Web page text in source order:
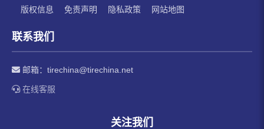
版权信息
免责声明 隐私政策 网站地图
联系我们
邮箱： tirechina@tirechina.net
在线客服
关注我们